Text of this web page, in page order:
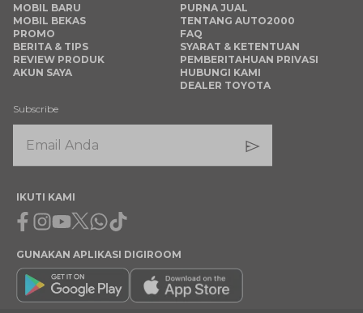
MOBIL BARU
MOBIL BEKAS
PROMO
BERITA & TIPS
REVIEW PRODUK
AKUN SAYA
PURNA JUAL
TENTANG AUTO2000
FAQ
SYARAT & KETENTUAN
PEMBERITAHUAN PRIVASI
HUBUNGI KAMI
DEALER TOYOTA
Subscribe
IKUTI KAMI
Facebook
Instagram
Youtube
X Whatsapp
Tiktok
GUNAKAN APLIKASI DIGIROOM